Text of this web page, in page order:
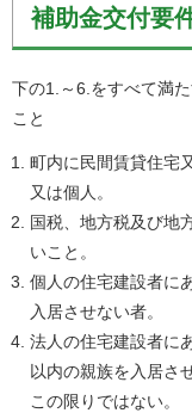
補助金交付要
下の1.～6.をすべて満
こと
町内に民間賃貸住宅
又は個人。
国税、地方税及び地
いこと。
個人の住宅建設者に
入居させない者。
法人の住宅建設者に
以内の親族を入居さ
この限りではない。